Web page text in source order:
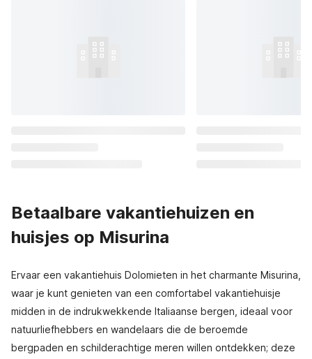
Betaalbare vakantiehuizen en
huisjes op Misurina
Ervaar een vakantiehuis Dolomieten in het charmante Misurina,
waar je kunt genieten van een comfortabel vakantiehuisje
midden in de indrukwekkende Italiaanse bergen, ideaal voor
natuurliefhebbers en wandelaars die de beroemde
bergpaden en schilderachtige meren willen ontdekken; deze